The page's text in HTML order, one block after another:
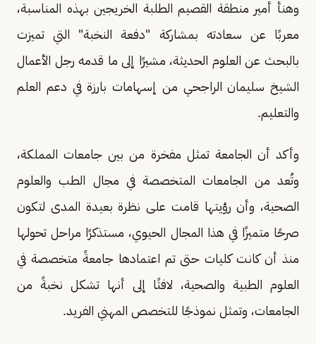
وهنأ أمير منطقة القصيم الطلبة الخريجين بهذه المناسبة،
معربًا عن سعادته بمشاركة "دفعة النخبة" التي تميزت
بالبحث عن العلوم الحديثة، مشيرًا إلى ما قدمه رجل الأعمال
الشيخ سليمان الراجحي من إسهامات بارزة في دعم العلم
والتعليم.
وأكد أن الجامعة تمثل مفخرة من بين جامعات المملكة،
وتُعد من الجامعات المتخصصة في مجال الطب والعلوم
الصحية، وأن رؤيتها قامت على نظرة بعيدة المدى لتكون
صرحًا متميزًا في هذا المجال الحيوي، مستذكرًا مراحل تحولها
منذ أن كانت كليات حتى تم اعتمادها جامعةً متخصصة في
العلوم الطبية والصحية، لافتًا إلى أنها تشكل نخبةً من
الجامعات، وتمثل نموذجًا للتخصص المهني الفريد.